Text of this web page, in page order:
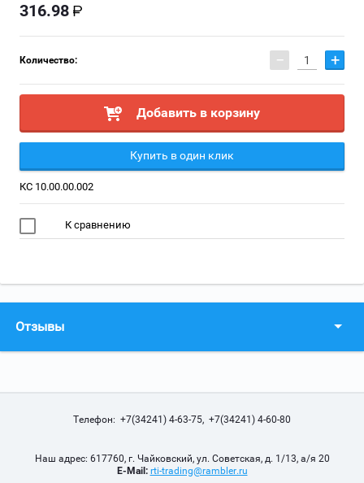
316.98
Количество: − +
Добавить в корзину
Купить в один клик
КС 10.00.00.002
К сравнению
Отзывы
Телефон: +7(34241) 4-63-75, +7(34241) 4-60-80
Наш адрес: 617760, г. Чайковский, ул. Советская, д. 1/13, а/я 20
E-Mail: rti-trading@rambler.ru